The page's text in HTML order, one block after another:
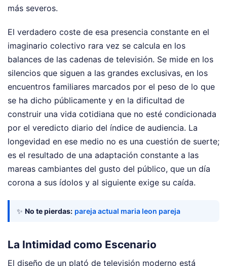
más severos.
El verdadero coste de esa presencia constante en el
imaginario colectivo rara vez se calcula en los
balances de las cadenas de televisión. Se mide en los
silencios que siguen a las grandes exclusivas, en los
encuentros familiares marcados por el peso de lo que
se ha dicho públicamente y en la dificultad de
construir una vida cotidiana que no esté condicionada
por el veredicto diario del índice de audiencia. La
longevidad en ese medio no es una cuestión de suerte;
es el resultado de una adaptación constante a las
mareas cambiantes del gusto del público, que un día
corona a sus ídolos y al siguiente exige su caída.
✨ No te pierdas: pareja actual maria leon pareja
La Intimidad como Escenario
El diseño de un plató de televisión moderno está